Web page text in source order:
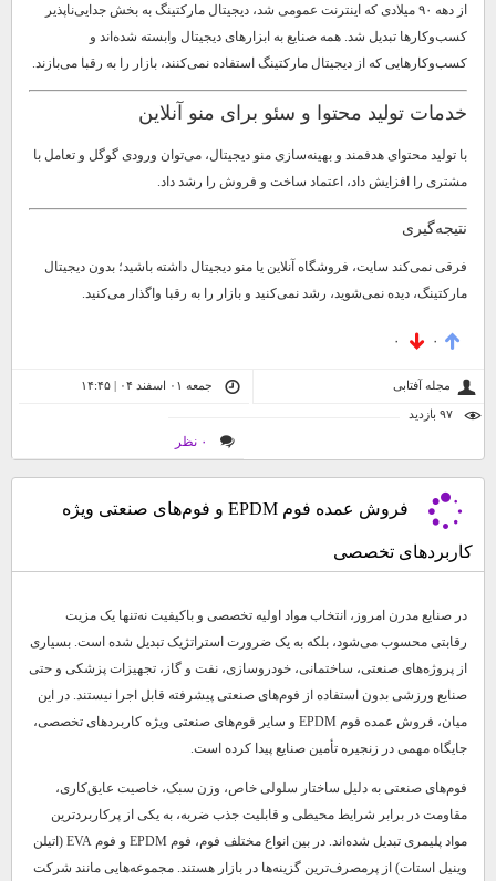
از دهه ۹۰ میلادی که اینترنت عمومی شد، دیجیتال مارکتینگ به بخش جدایی‌ناپذیر
کسب‌وکارها تبدیل شد. همه صنایع به ابزارهای دیجیتال وابسته شده‌اند و
کسب‌وکارهایی که از دیجیتال مارکتینگ استفاده نمی‌کنند، بازار را به رقبا می‌بازند.
خدمات تولید محتوا و سئو برای منو آنلاین
با تولید محتوای هدفمند و بهینه‌سازی منو دیجیتال، می‌توان ورودی گوگل و تعامل با
مشتری را افزایش داد، اعتماد ساخت و فروش را رشد داد.
نتیجه‌گیری
فرقی نمی‌کند سایت، فروشگاه آنلاین یا منو دیجیتال داشته باشید؛ بدون دیجیتال
مارکتینگ، دیده نمی‌شوید، رشد نمی‌کنید و بازار را به رقبا واگذار می‌کنید.
۰ ۰
مجله آفتابی جمعه ۰۱ اسفند ۰۴ | ۱۴:۴۵
۰ نظر
فروش عمده فوم EPDM و فوم‌های صنعتی ویژه
کاربردهای تخصصی
در صنایع مدرن امروز، انتخاب مواد اولیه تخصصی و باکیفیت نه‌تنها یک مزیت
رقابتی محسوب می‌شود، بلکه به یک ضرورت استراتژیک تبدیل شده است. بسیاری
از پروژه‌های صنعتی، ساختمانی، خودروسازی، نفت و گاز، تجهیزات پزشکی و حتی
صنایع ورزشی بدون استفاده از فوم‌های صنعتی پیشرفته قابل اجرا نیستند. در این
میان، فروش عمده فوم EPDM و سایر فوم‌های صنعتی ویژه کاربردهای تخصصی،
جایگاه مهمی در زنجیره تأمین صنایع پیدا کرده است.
فوم‌های صنعتی به دلیل ساختار سلولی خاص، وزن سبک، خاصیت عایق‌کاری،
مقاومت در برابر شرایط محیطی و قابلیت جذب ضربه، به یکی از پرکاربردترین
مواد پلیمری تبدیل شده‌اند. در بین انواع مختلف فوم، فوم EPDM و فوم EVA (اتیلن
وینیل استات) از پرمصرف‌ترین گزینه‌ها در بازار هستند. مجموعه‌هایی مانند شرکت